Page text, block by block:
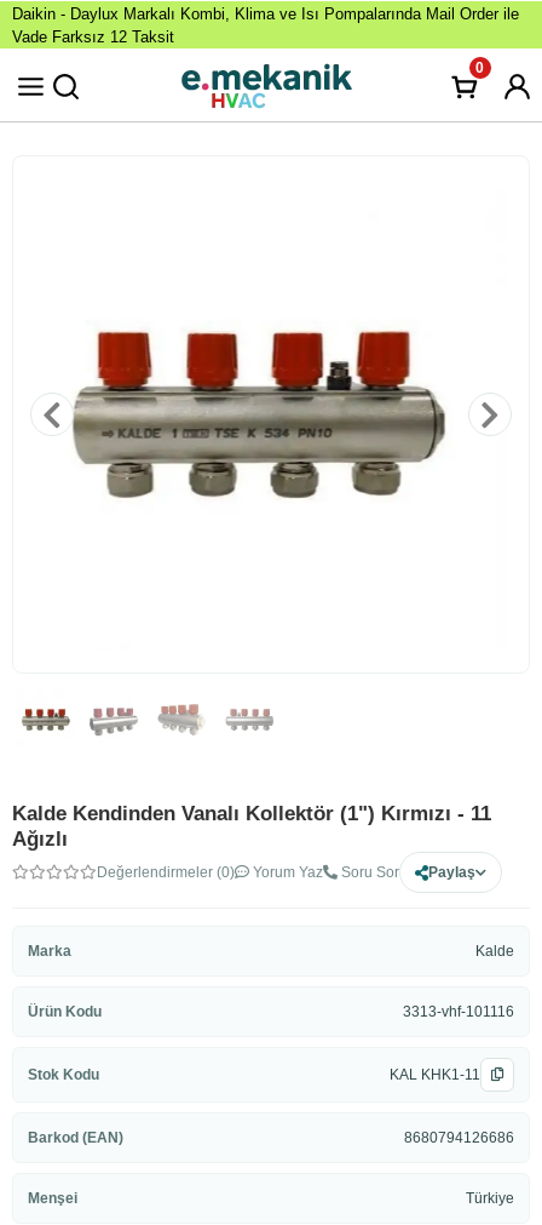
Daikin - Daylux Markalı Kombi, Klima ve Isı Pompalarında Mail Order ile
Vade Farksız 12 Taksit
0
Kalde Kendinden Vanalı Kollektör (1") Kırmızı - 11
Ağızlı
Değerlendirmeler (0) Yorum Yaz Soru Sor Paylaş
Marka Kalde
Ürün Kodu 3313-vhf-101116
Stok Kodu KAL KHK1-11
Barkod (EAN) 8680794126686
Menşei Türkiye